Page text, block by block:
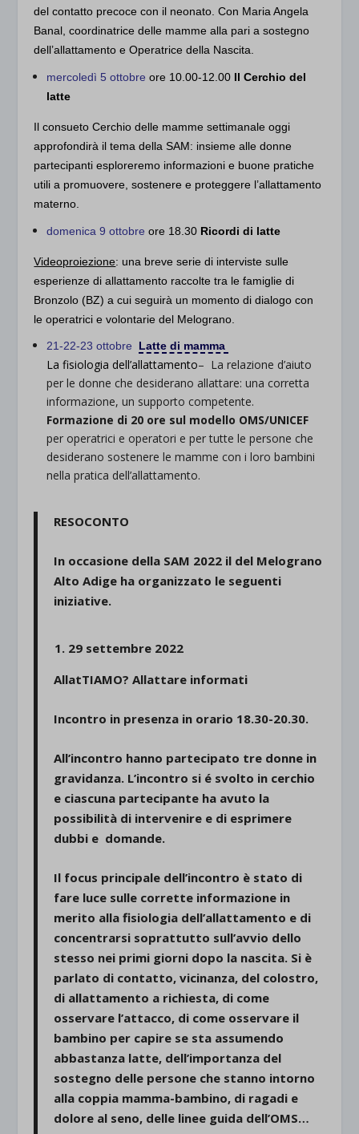
del contatto precoce con il neonato. Con Maria Angela
Banal, coordinatrice delle mamme alla pari a sostegno
dell’allattamento e Operatrice della Nascita.
mercoledì 5 ottobre ore 10.00-12.00 Il Cerchio del
latte
Il consuetoCerchio delle mamme settimanale oggi
approfondirà il tema della SAM: insieme alle donne
partecipanti esploreremo informazioni e buone pratiche
utili a promuovere, sostenere e proteggere l’allattamento
materno.
domenica 9 ottobre ore 18.30 Ricordi di latte
Videoproiezione: una breve serie di interviste sulle
esperienze di allattamento raccolte tra le famiglie di
Bronzolo (BZ) a cui seguirà un momento di dialogo con
le operatrici e volontarie del Melograno.
21-22-23 ottobre Latte di mamma
La fisiologia dell’allattamento– La relazione d’aiuto
per le donne che desiderano allattare: una corretta
informazione, un supporto competente.
Formazione di 20 ore sul modello OMS/UNICEF
per operatrici e operatori e per tutte le persone che
desiderano sostenere le mamme con i loro bambini
nella pratica dell’allattamento.
RESOCONTO
In occasione della SAM 2022 il del Melograno
Alto Adige ha organizzato le seguenti
iniziative.
29 settembre 2022
AllatTIAMO? Allattare informati
Incontro in presenza in orario 18.30-20.30.
All’incontro hanno partecipato tre donne in
gravidanza. L’incontro si é svolto in cerchio
e ciascuna partecipante ha avuto la
possibilità di intervenire e di esprimere
dubbi e domande.
Il focus principale dell’incontro è stato di
fare luce sulle corrette informazione in
merito alla fisiologia dell’allattamento e di
concentrarsi soprattutto sull’avvio dello
stesso nei primi giorni dopo la nascita. Si è
parlato di contatto, vicinanza, del colostro,
di allattamento a richiesta, di come
osservare l’attacco, di come osservare il
bambino per capire se sta assumendo
abbastanza latte, dell’importanza del
sostegno delle persone che stanno intorno
alla coppia mamma-bambino, di ragadi e
dolore al seno, delle linee guida dell’OMS…